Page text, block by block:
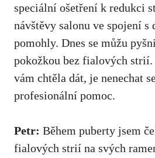
speciální ošetření k redukci
návštěvy salonu ve spojení s
pomohly. Dnes se můžu
⁤pokožkou bez fialových strií.
vám chtěla dát, je nenechat
profesionální pomoc.
Petr: Během puberty jsem
fialových strií na svých